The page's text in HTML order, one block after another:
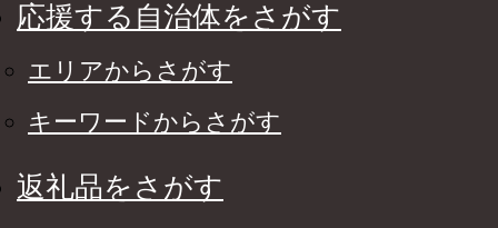
応援する自治体をさがす
エリアからさがす
キーワードからさがす
返礼品をさがす